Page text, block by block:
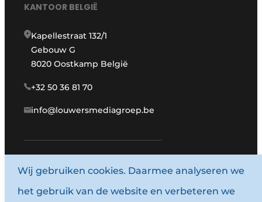
KANTOOR BELGIË
Kapellestraat 132/1
Gebouw G
8020 Oostkamp België
+32 50 36 81 70
info@louwersmediagroep.be
www.louwersmediagroep.com
© 1987 - 2026 Louwersmediagroep.
Wij gebruiken cookies. Daarmee analyseren we
het gebruik van de website en verbeteren we